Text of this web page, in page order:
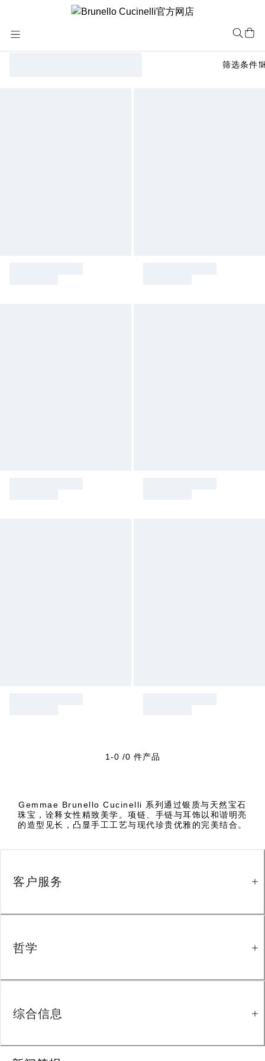
Content
筛选条件
1-0 /0 件产品
Gemmae Brunello Cucinelli 系列通过银质与天然宝石
珠宝，诠释女性精致美学。项链、手链与耳饰以和谐明亮
的造型见长，凸显手工工艺与现代珍贵优雅的完美结合。
客户服务
哲学
综合信息